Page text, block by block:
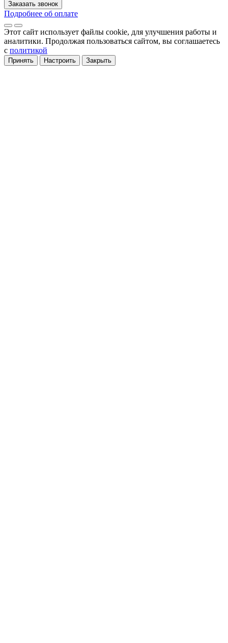
Заказать звонок
Подробнее об оплате
Этот сайт использует файлы cookie, для улучшения работы и
аналитики. Продолжая пользоваться сайтом, вы соглашаетесь
с политикой
Принять Настроить Закрыть